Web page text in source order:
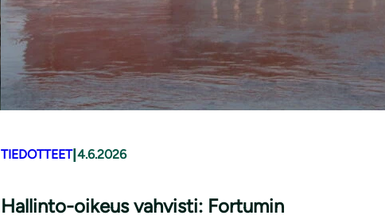
TIEDOTTEET|4.6.2026
Hallinto-oikeus vahvisti: Fortumin